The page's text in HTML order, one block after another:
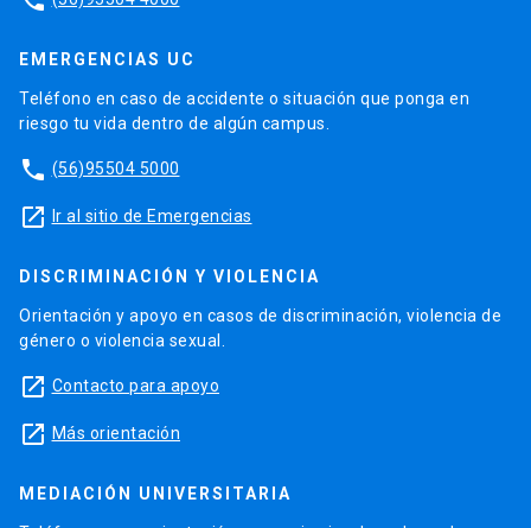
EMERGENCIAS UC
Teléfono en caso de accidente o situación que ponga en
riesgo tu vida dentro de algún campus.
phone (56)95504 5000
launch Ir al sitio de Emergencias
DISCRIMINACIÓN Y VIOLENCIA
Orientación y apoyo en casos de discriminación, violencia de
género o violencia sexual.
launch Contacto para apoyo
launch Más orientación
MEDIACIÓN UNIVERSITARIA